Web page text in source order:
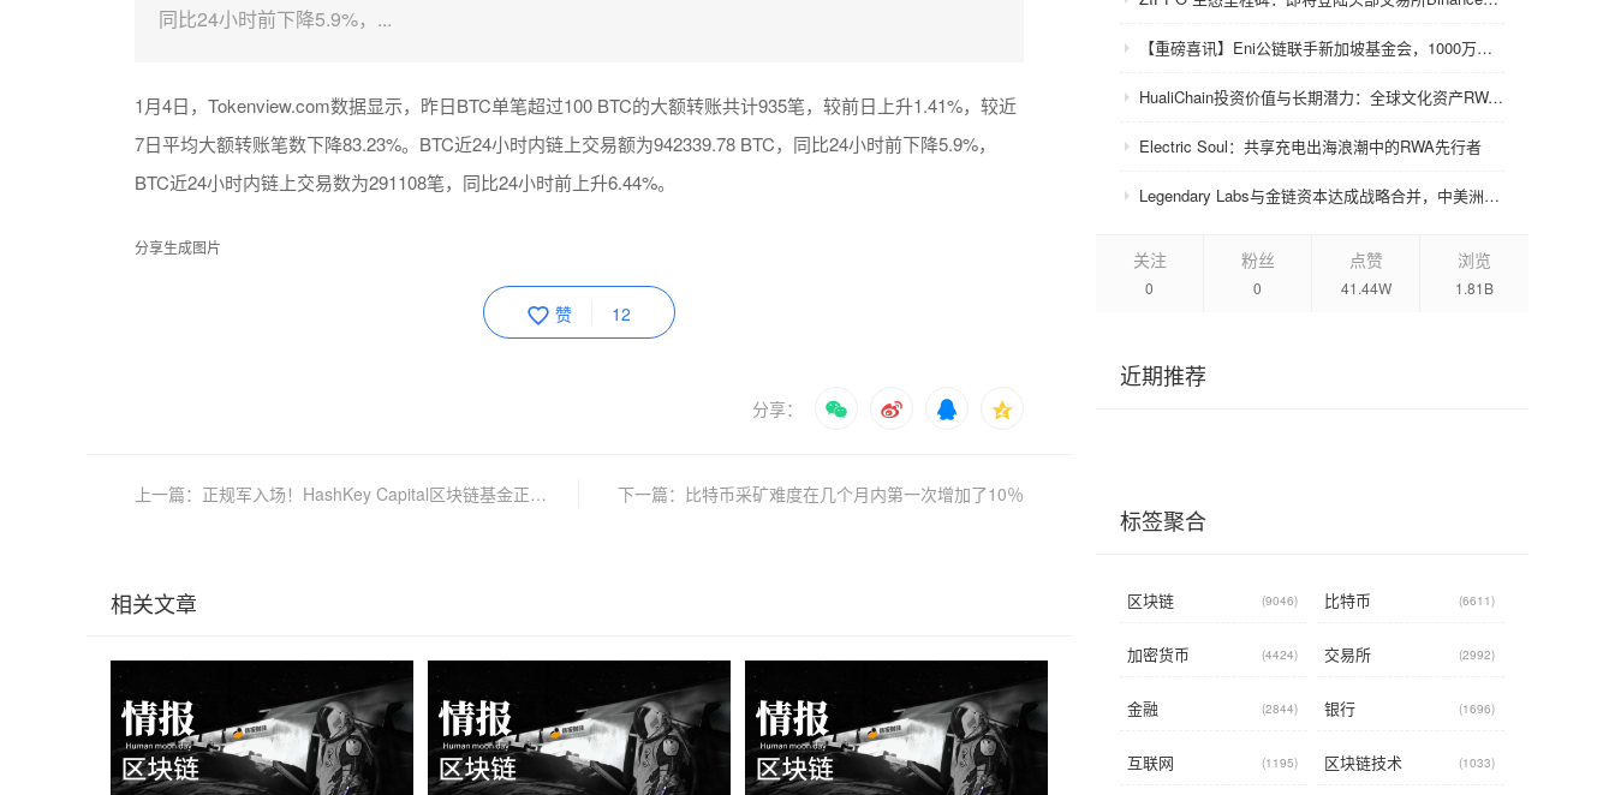
同比24小时前下降5.9%，...
1月4日，Tokenview.com数据显示，昨日BTC单笔超过100 BTC的大额转账共计935笔，较前日上升1.41%，较近
7日平均大额转账笔数下降83.23%。BTC近24小时内链上交易额为942339.78 BTC，同比24小时前下降5.9%，
BTC近24小时内链上交易数为291108笔，同比24小时前上升6.44%。
分享生成图片
赞 12
分享：
上一篇：正规军入场！HashKey Capital区块链基金正式推出 下一篇：比特币采矿难度在几个月内第一次增加了10％
相关文章
【重磅喜讯】Eni公链联手新加坡基金会，1000万美金赋能众环CRC！
HualiChain投资价值与长期潜力：全球文化资产RWA赛道的基础设施级机会正在形成
Electric Soul：共享充电出海浪潮中的RWA先行者
Legendary Labs与金链资本达成战略合并，中美洲牌照加持助力生态升级
关注
0
粉丝
0
点赞
41.44W
浏览
1.81B
近期推荐
标签聚合
区块链 (9046) 比特币 (6611)
加密货币 (4424) 交易所 (2992)
金融 (2844) 银行 (1696)
互联网 (1195) 区块链技术 (1033)